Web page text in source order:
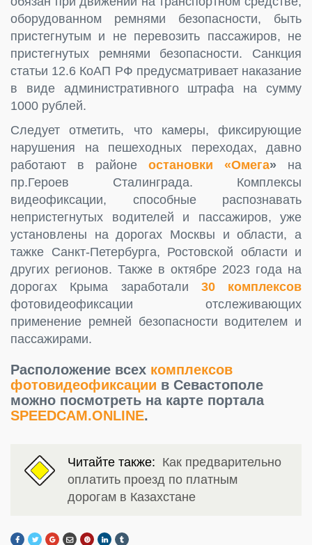
оборудованном ремнями безопасности, быть
пристегнутым и не перевозить пассажиров, не
пристегнутых ремнями безопасности. Санкция
статьи 12.6 КоАП РФ предусматривает наказание
в виде административного штрафа на сумму
1000 рублей.
Следует отметить, что камеры, фиксирующие
нарушения на пешеходных переходах, давно
работают в районе остановки «Омега» на
пр.Героев Сталинграда. Комплексы
видеофиксации, способные распознавать
непристегнутых водителей и пассажиров, уже
установлены на дорогах Москвы и области, а
тажке Санкт-Петербурга, Ростовской области и
других регионов. Также в октябре 2023 года на
дорогах Крыма заработали 30 комплексов
фотовидеофиксации отслеживающих
применение ремней безопасности водителем и
пассажирами.
Расположение всех комплексов
фотовидеофиксации в Севастополе
можно посмотреть на карте портала
SPEEDCAM.ONLINE.
Читайте также: Как предварительно
оплатить проезд по платным
дорогам в Казахстане